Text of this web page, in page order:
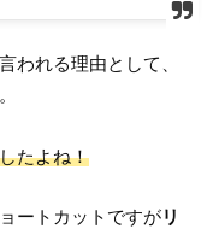
われる理由として、
たよね！
ートカットですがリ